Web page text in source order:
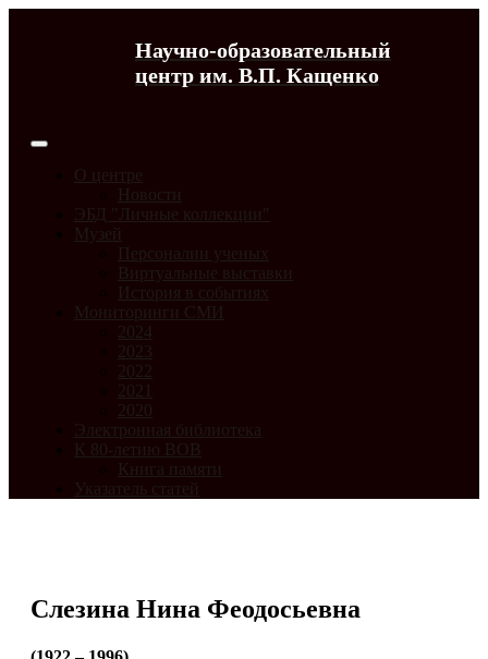
Научно-образовательный
центр им. В.П. Кащенко
О центре
Новости
ЭБД "Личные коллекции"
Музей
Персоналии ученых
Виртуальные выставки
История в событиях
Мониторинги СМИ
2024
2023
2022
2021
2020
Электронная библиотека
К 80-летию ВОВ
Книга памяти
Указатель статей
Слезина Нина Феодосьевна